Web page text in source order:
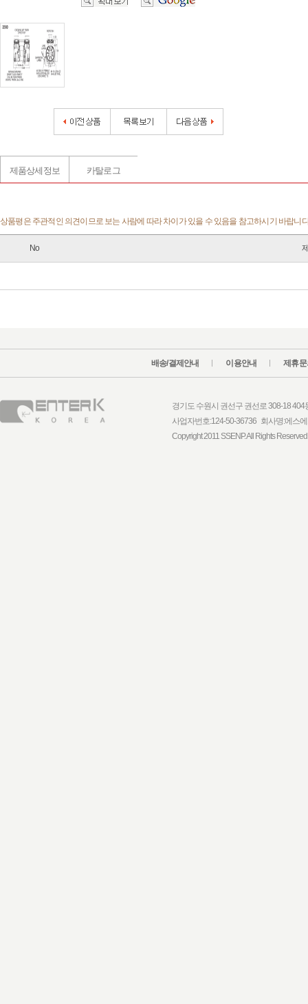
제품상세정보 카탈로그
상품평은 주관적인 의견이므로 보는 사람에 따라 차이가 있을 수 있음을 참고하시기 바랍니
No
배송/결제안내 이용안내 제휴문
경기도 수원시 권선구 권선로 308-18
사업자번호:124-50-36736 회사명:에스
Copyright 2011 SSENP. All Rights Reserved